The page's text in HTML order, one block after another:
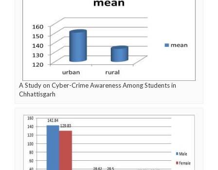
A Study on Cyber-Crime Awareness Among Students in
Chhattisgarh